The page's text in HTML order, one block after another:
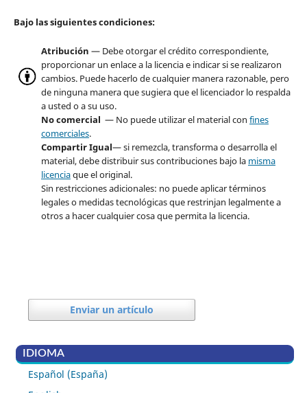
Bajo las siguientes condiciones:
Atribución — Debe otorgar el crédito correspondiente,
proporcionar un enlace a la licencia e indicar si se realizaron
cambios. Puede hacerlo de cualquier manera razonable, pero
de ninguna manera que sugiera que el licenciador lo respalda
a usted o a su uso.
No comercial — No puede utilizar el material con fines
comerciales.
Compartir Igual— si remezcla, transforma o desarrolla el
material, debe distribuir sus contribuciones bajo la misma
licenciaque el original.
Sin restricciones adicionales: no puede aplicar términos
legales o medidas tecnológicas que restrinjan legalmente a
otros a hacer cualquier cosa que permita la licencia.
Enviar un artículo
IDIOMA
Español (España)